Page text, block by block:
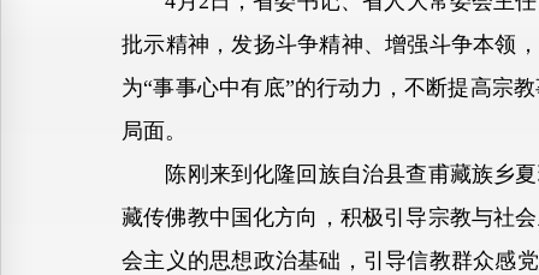
批示精神，发扬斗争精神、增强斗争本领
为“事事心中有底”的行动力，不断提高宗
局面。
陈刚来到化隆回族自治县查甫藏族乡夏
藏传佛教中国化方向，积极引导宗教与社
会主义的思想政治基础，引导信教群众感